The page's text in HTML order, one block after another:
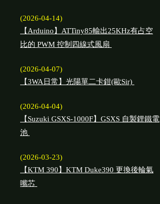
(2026-04-14)
【Arduino】ATTiny85輸出25KHz有占空
比的 PWM 控制四線式風扇
(2026-04-07)
【3WA日常】光陽單二卡鉗(歐Sir)
(2026-04-04)
【Suzuki GSXS-1000F】GSXS 自製鋰鐵電
池
(2026-03-23)
【KTM 390】KTM Duke390 更換後輪氣
嘴芯